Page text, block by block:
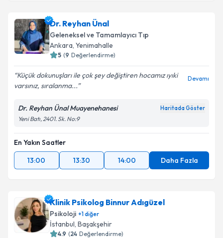
Dr. Reyhan Ünal
Geleneksel ve Tamamlayıcı Tıp
Ankara, Yenimahalle
5 (9 Değerlendirme)
Küçük dokunuşları ile çok şey değiştiren hocamız ıyıki
varsınız, sıralanma...
Devamı
Dr. Reyhan Ünal Muayenehanesi Haritada Göster
Yeni Batı, 2401. Sk. No:9
En Yakın Saatler
13:00
13:30 14:00 Daha Fazla
Klinik Psikolog Binnur Adıgüzel
Psikoloji +1diğer
İstanbul, Başakşehir
4.9 (24 Değerlendirme)